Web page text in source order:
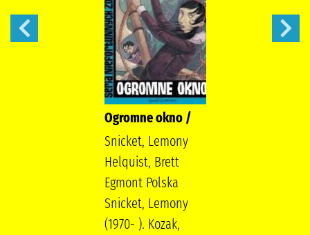
Ogromne okno /
Snicket, Lemony
Helquist, Brett
Egmont Polska
Snicket, Lemony
(1970- ). Kozak,